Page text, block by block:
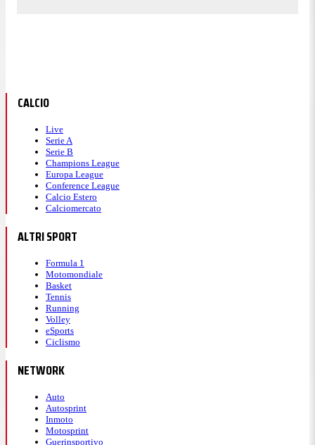
CALCIO
Live
Serie A
Serie B
Champions League
Europa League
Conference League
Calcio Estero
Calciomercato
ALTRI SPORT
Formula 1
Motomondiale
Basket
Tennis
Running
Volley
eSports
Ciclismo
NETWORK
Auto
Autosprint
Inmoto
Motosprint
Guerinsportivo